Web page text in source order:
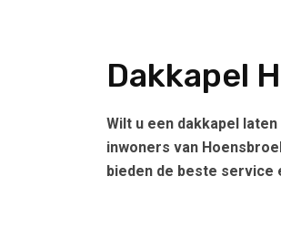
Dakkapel
Wilt u een dakkapel
inwoners van
bieden de beste service